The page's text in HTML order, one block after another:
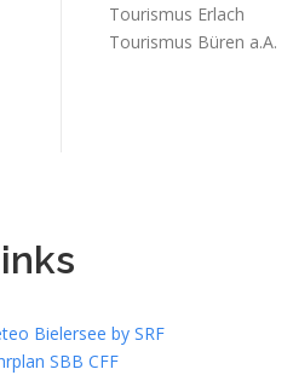
Tourismus Erlach
Tourismus Büren a.A.
Bielersee by SRF
SBB CFF